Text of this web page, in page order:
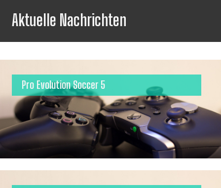
Aktuelle Nachrichten
Pro Evolution Soccer 5